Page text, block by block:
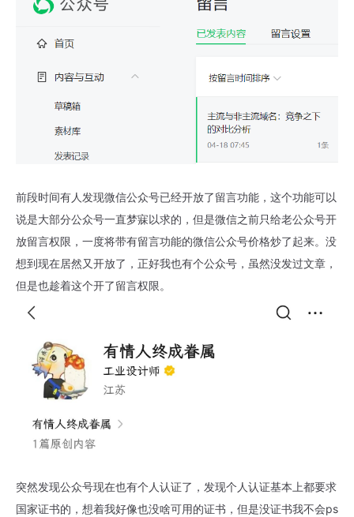
前段时间有人发现微信公众号已经开放了留言功能，这个功能可以
说是大部分公众号一直梦寐以求的，但是微信之前只给老公众号开
放留言权限，一度将带有留言功能的微信公众号价格炒了起来。没
想到现在居然又开放了，正好我也有个公众号，虽然没发过文章，
但是也趁着这个开了留言权限。
突然发现公众号现在也有个人认证了，发现个人认证基本上都要求
国家证书的，想着我好像也没啥可用的证书，但是没证书我不会ps